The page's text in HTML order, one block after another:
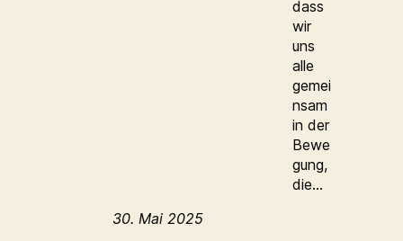
dass
wir
uns
alle
gemei
nsam
in der
Bewe
gung,
die…
30. Mai 2025